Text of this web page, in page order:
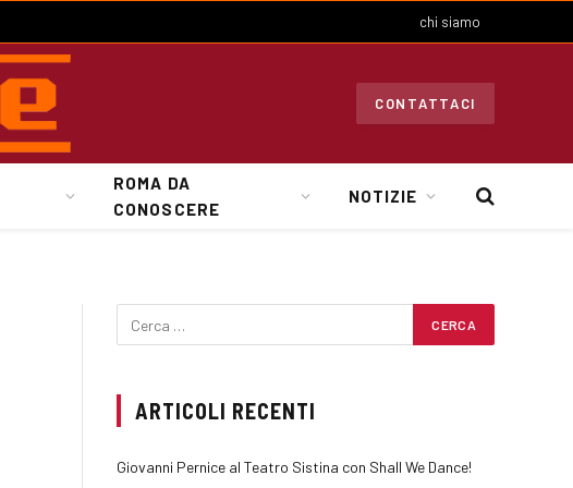
chi siamo
CONTATTACI
ROMA DA
CONOSCERE
NOTIZIE
ARTICOLI RECENTI
Giovanni Pernice al Teatro Sistina con Shall We Dance!